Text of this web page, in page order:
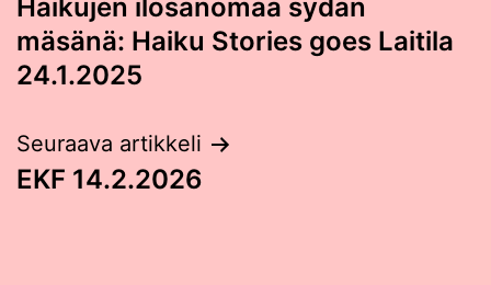
navigation
Haikujen ilosanomaa sydän
mäsänä: Haiku Stories goes Laitila
24.1.2025
Seuraava artikkeli
EKF 14.2.2026